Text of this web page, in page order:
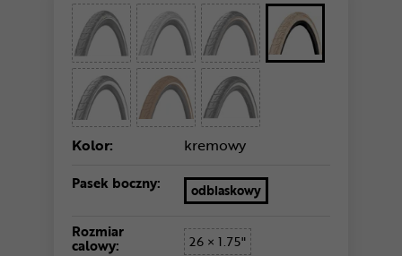
Kolor: kremowy
Pasek boczny: odblaskowy
Rozmiar
calowy: 26 × 1.75"